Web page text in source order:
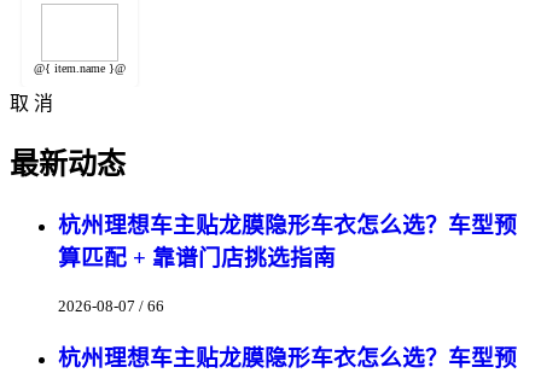
@{ item.name }@
取 消
最新动态
杭州理想车主贴龙膜隐形车衣怎么选？车型预
算匹配 + 靠谱门店挑选指南
2026-08-07 / 66
杭州理想车主贴龙膜隐形车衣怎么选？车型预